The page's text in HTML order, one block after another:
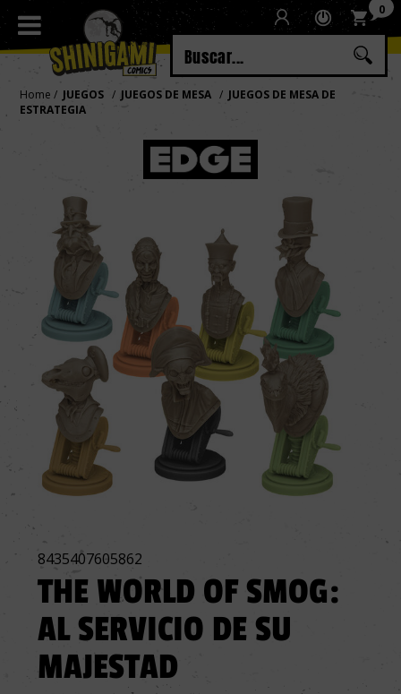
Regístrate
Iniciar sesión 0
Home JUEGOS JUEGOS DE MESA
JUEGOS DE MESA DE
ESTRATEGIA
8435407605862
THE WORLD OF SMOG:
AL SERVICIO DE SU
MAJESTAD